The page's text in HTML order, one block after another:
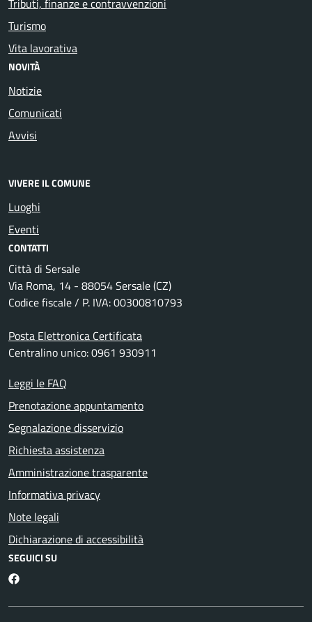
Turismo
Vita lavorativa
NOVITÀ
Notizie
Comunicati
Avvisi
VIVERE IL COMUNE
Luoghi
Eventi
CONTATTI
Città di Sersale
Via Roma, 14 - 88054 Sersale (CZ)
Codice fiscale / P. IVA: 00300810793
Posta Elettronica Certificata
Centralino unico: 0961 930911
Leggi le FAQ
Prenotazione appuntamento
Segnalazione disservizio
Richiesta assistenza
Amministrazione trasparente
Informativa privacy
Note legali
Dichiarazione di accessibilità
SEGUICI SU
Facebook